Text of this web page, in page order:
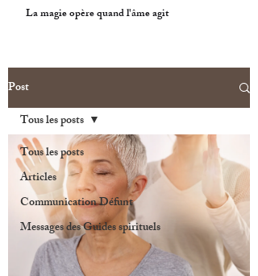
La magie opère quand l'âme agit
Post
Tous les posts
Articles
Communication Défunt
Messages des Guides spirituels
Tous les posts